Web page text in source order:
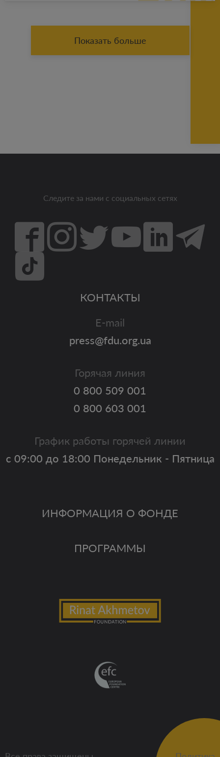
Показать больше
Следите за нами с социальных сетях
ИНФОРМАЦИЯ О ФОНДЕ
ПРОГРАММЫ
КОНТАКТЫ
E-mail
press@fdu.org.ua
Горячая линия
0 800 509 001
0 800 603 001
График работы горячей линии
с 09:00 до 18:00 Понедельник - Пятница